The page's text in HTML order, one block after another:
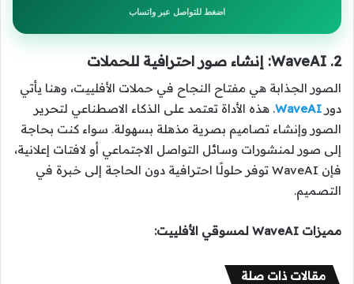
اضغط للتواصل عبر واتساب
2. WaveAI: إنشاء صور احترافية للحملات
الصور الجذابة هي مفتاح النجاح في حملات الأفلييت، وهنا يأتي
دور WaveAI. هذه الأداة تعتمد على الذكاء الاصطناعي لتحرير
الصور وإنشاء تصاميم بصرية مذهلة بسهولة. سواء كنت بحاجة
إلى صور لمنشورات وسائل التواصل الاجتماعي أو لافتات إعلانية،
فإن WaveAI توفر حلولًا احترافية دون الحاجة إلى خبرة في
التصميم.
مميزات WaveAI لمسوقي الأفلييت:
مقالات ذات صلة